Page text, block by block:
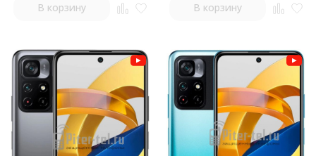
В корзину В корзину